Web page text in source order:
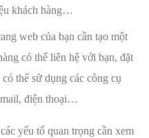
khách hàng…
web của bạn cần tạo một
có thể liên hệ với bạn, đặt
thể sử dụng các công cụ
điện thoại…
yếu tố quan trọng cần xem